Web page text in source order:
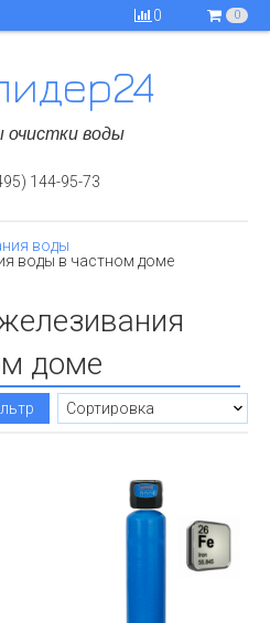
0 0
воды
144-95-73
воды
воды в частном доме
доме